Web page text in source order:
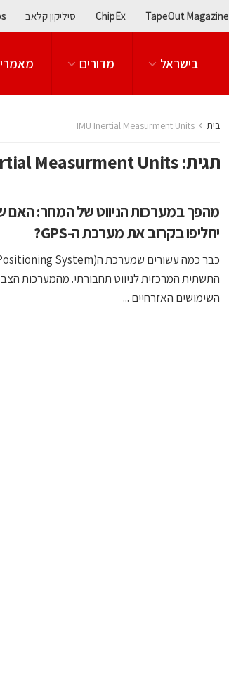
TapeOut Magazine
ChipEx סיליקון קלאב
בישראל מדורים
בית IMU Inertial Measurment Units
תגית:Measurment Units
מהפך במערכות הניווט של המחר: האם
יחליפו בקרוב את מערכת ה-GPS?
התשתית המרכזית לניווט תחבורתי. מהמערכות
השימושים האזרחיים ...